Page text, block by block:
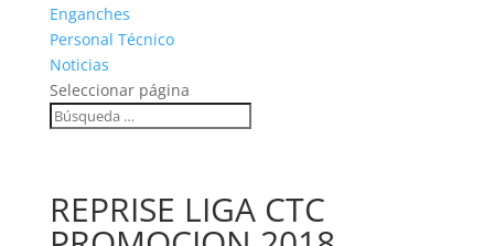
Enganches
Personal Técnico
Noticias
Seleccionar página
REPRISE LIGA CTC